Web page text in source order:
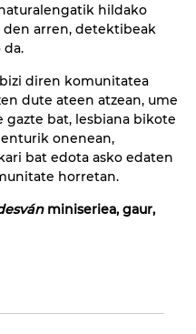
hildako
arren, detektibeak
da.
diren komunitatea
dute ateen atzean, ume
bat, lesbiana bikote
onenean,
bat edota asko edaten
horretan.
miniseriea, gaur,